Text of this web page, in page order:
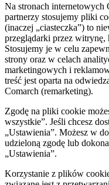
Na stronach
partnerzy stosujemy pliki
(inaczej „ciasteczka”) to
przeglądarki przez witrynę,
Stosujemy je w celu
strony oraz w celach
marketingowych i
treść jest oparta na
Comarch (remarketing).
Zgodę na pliki cookie
wszystkie”. Jeśli chcesz
„Ustawienia”. Możesz w
udzieloną zgodę lub
„Ustawienia”.
Korzystanie z plików